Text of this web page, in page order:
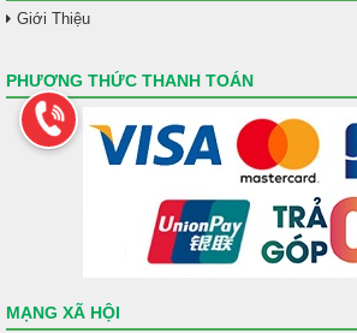
Giới Thiệu
PHƯƠNG THỨC THANH TOÁN
MẠNG XÃ HỘI